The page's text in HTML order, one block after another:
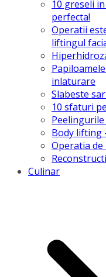
10 greseli
perfecta!
Operatii
liftingul
inlaturare
Slabeste
10 sfaturi
Body lifting
Operatia
Culinar